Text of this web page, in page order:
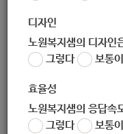
디자인
노원복지샘의 디자인
그렇다
보통
효율성
노원복지샘의 응답속
그렇다
보통
[보건복지부 보도자료]
노원 복지샘
작성일 2020-04-06